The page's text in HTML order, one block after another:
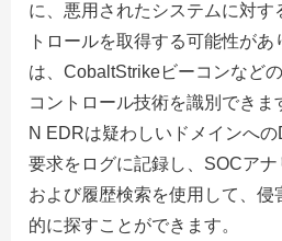
に、悪用されたシステムに対す
トロールを取得する可能性が
は、CobaltStrikeビーコンなど
コントロール技術を識別できま
N EDRは疑わしいドメインへ
要求をログに記録し、SOCア
および履歴検索を使用して、侵
的に探すことができます。